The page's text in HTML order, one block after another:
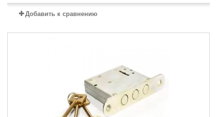
Добавить к сравнению